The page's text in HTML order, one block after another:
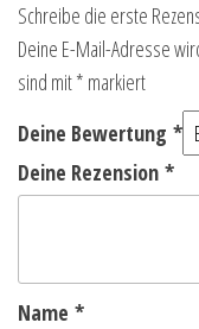
Schreibe die erste
Deine E-Mail-Adresse
sind mit* markiert
Deine Bewertung *
Deine Rezension *
Name *